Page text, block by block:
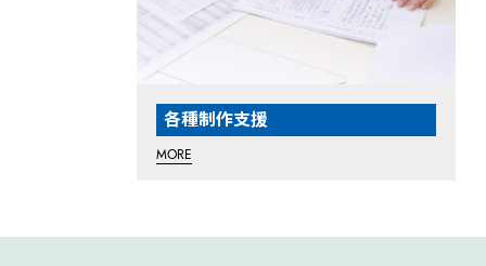
各種制作支援
MORE